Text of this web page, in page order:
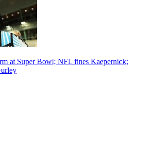
at Super Bowl; NFL fines Kaepernick;